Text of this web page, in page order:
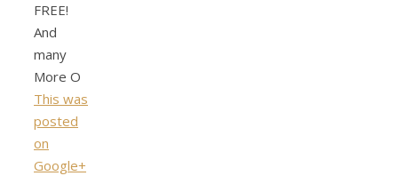
FREE!
And
many
More O
This was
posted
on
Google+